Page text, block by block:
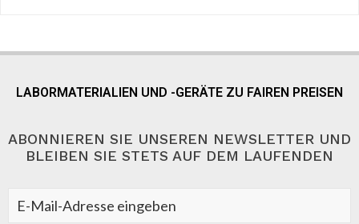
LABORMATERIALIEN UND -GERÄTE ZU FAIREN PREISEN
ABONNIEREN SIE UNSEREN NEWSLETTER UND
BLEIBEN SIE STETS AUF DEM LAUFENDEN